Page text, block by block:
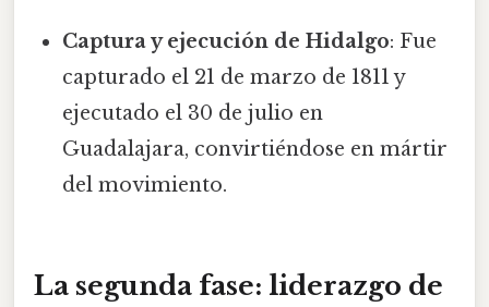
Captura y ejecución de Hidalgo: Fue
capturado el 21 de marzo de 1811 y
ejecutado el 30 de julio en
Guadalajara, convirtiéndose en mártir
del movimiento.
La segunda fase: liderazgo de